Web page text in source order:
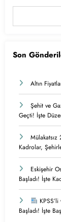
Son
Altın
Şehit ve
Geçti! İşte
Mülakatsız
Kadrolar,
Eskişehir
Başladı! İşte
Başladı! İşte